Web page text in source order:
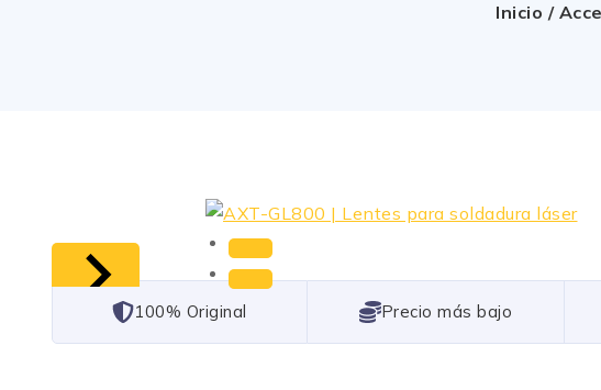
Inicio /
101% Original Lowest Price